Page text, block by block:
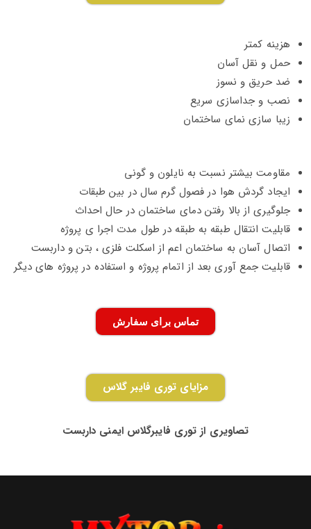
هزینه کمتر
حمل و نقل آسان
ضد حریق و نسوز
نصب و جداسازی سریع
زیبا سازی نمای ساختمان
مقاومت بیشتر نسبت به نایلون و گونی
ایجاد گردش هوا در فصول گرم سال در بین طبقات
جلوگیری از بالا رفتن دمای ساختمان در حال احداث
قابلیت انتقال طبقه به طبقه در طول مدت اجرا ی پروژه
اتصال آسان به ساختمان اعم از اسکلت فلزی ، بتن و داربست
قابلیت جمع آوری بعد از اتمام پروژه و استفاده در پروژه های دیگر
تماس برای سفارش
مزایای توری فایبر گلاس
تصاویری از توری فایبرگلاس ایمنی داربست